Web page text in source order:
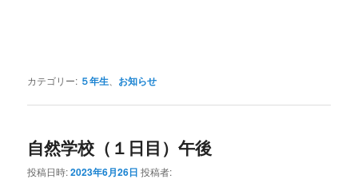
カテゴリー: ５年生 お知らせ
自然学校（１日目）午後
投稿日時:2023年6月26日 投稿者: